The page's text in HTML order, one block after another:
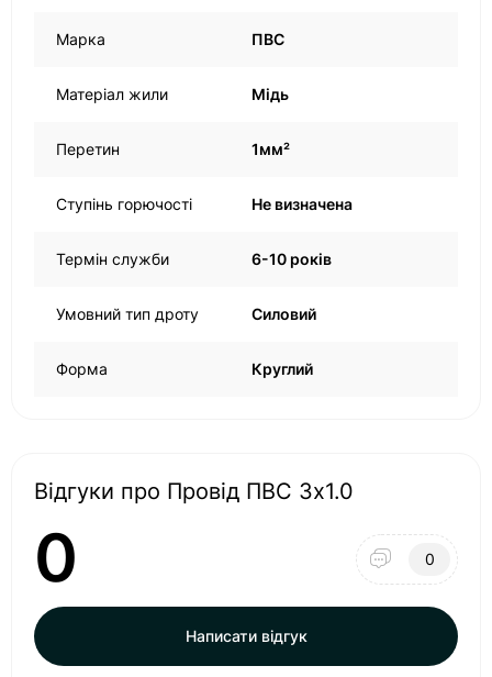
Марка ПВС
Матеріал жили Мідь
Перетин 1мм²
Ступінь горючості Не визначена
Термін служби 6-10 років
Умовний тип дроту Силовий
Форма Круглий
Відгуки про Провід ПВС 3x1.0
0 0
Написати відгук